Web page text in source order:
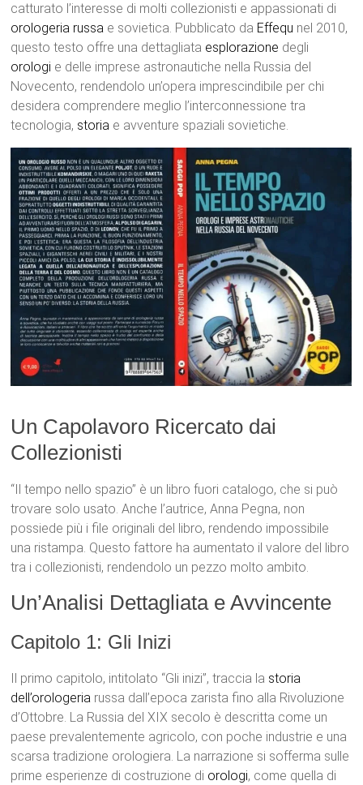
catturato l’interesse di molti collezionisti e appassionati di
orologeria russa e sovietica. Pubblicato da Effequ nel 2010,
questo testo offre una dettagliata esplorazione degli
orologi e delle imprese astronautiche nella Russia del
Novecento, rendendolo un’opera imprescindibile per chi
desidera comprendere meglio l’interconnessione tra
tecnologia, storia e avventure spaziali sovietiche.
Un Capolavoro Ricercato dai
Collezionisti
“Il tempo nello spazio” è un libro fuori catalogo, che si può
trovare solo usato. Anche l’autrice, Anna Pegna, non
possiede più i file originali del libro, rendendo impossibile
una ristampa. Questo fattore ha aumentato il valore del libro
tra i collezionisti, rendendolo un pezzo molto ambito.
Un’Analisi Dettagliata e Avvincente
Capitolo 1: Gli Inizi
Il primo capitolo, intitolato “Gli inizi”, traccia la storia
dell’orologeria russa dall’epoca zarista fino alla Rivoluzione
d’Ottobre. La Russia del XIX secolo è descritta come un
paese prevalentemente agricolo, con poche industrie e una
scarsa tradizione orologiera. La narrazione si sofferma sulle
prime esperienze di costruzione di orologi, come quella di